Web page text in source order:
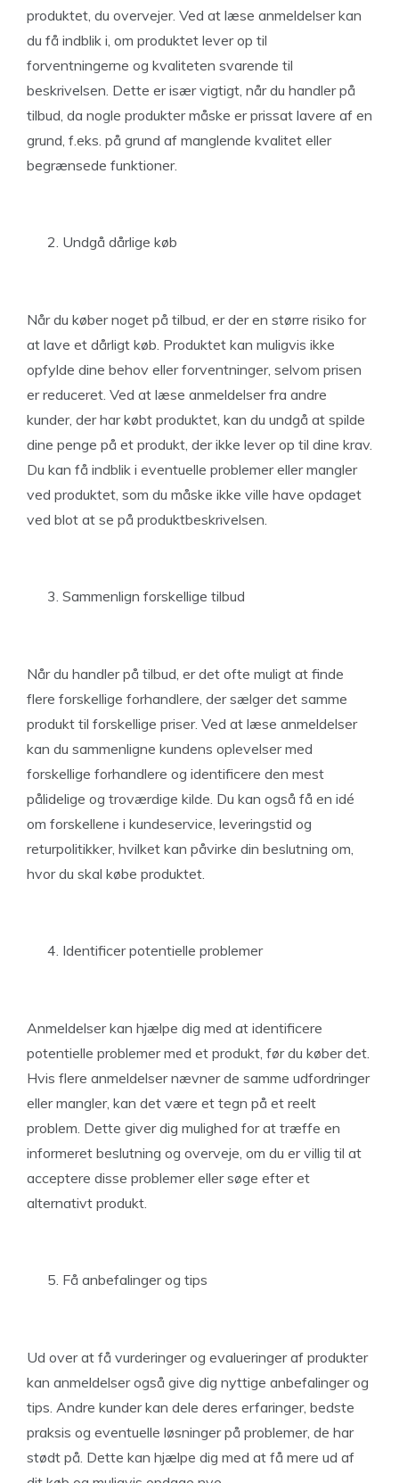
produktet, du overvejer. Ved at læse anmeldelser kan
du få indblik i, om produktet lever op til
forventningerne og kvaliteten svarende til
beskrivelsen. Dette er især vigtigt, når du handler på
tilbud, da nogle produkter måske er prissat lavere af en
grund, f.eks. på grund af manglende kvalitet eller
begrænsede funktioner.
Undgå dårlige køb
Når du køber noget på tilbud, er der en større risiko for
at lave et dårligt køb. Produktet kan muligvis ikke
opfylde dine behov eller forventninger, selvom prisen
er reduceret. Ved at læse anmeldelser fra andre
kunder, der har købt produktet, kan du undgå at spilde
dine penge på et produkt, der ikke lever op til dine krav.
Du kan få indblik i eventuelle problemer eller mangler
ved produktet, som du måske ikke ville have opdaget
ved blot at se på produktbeskrivelsen.
Sammenlign forskellige tilbud
Når du handler på tilbud, er det ofte muligt at finde
flere forskellige forhandlere, der sælger det samme
produkt til forskellige priser. Ved at læse anmeldelser
kan du sammenligne kundens oplevelser med
forskellige forhandlere og identificere den mest
pålidelige og troværdige kilde. Du kan også få en idé
om forskellene i kundeservice, leveringstid og
returpolitikker, hvilket kan påvirke din beslutning om,
hvor du skal købe produktet.
Identificer potentielle problemer
Anmeldelser kan hjælpe dig med at identificere
potentielle problemer med et produkt, før du køber det.
Hvis flere anmeldelser nævner de samme udfordringer
eller mangler, kan det være et tegn på et reelt
problem. Dette giver dig mulighed for at træffe en
informeret beslutning og overveje, om du er villig til at
acceptere disse problemer eller søge efter et
alternativt produkt.
Få anbefalinger og tips
Ud over at få vurderinger og evalueringer af produkter
kan anmeldelser også give dig nyttige anbefalinger og
tips. Andre kunder kan dele deres erfaringer, bedste
praksis og eventuelle løsninger på problemer, de har
stødt på. Dette kan hjælpe dig med at få mere ud af